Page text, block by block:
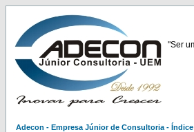
"Ser
Adecon - Empresa Júnior de Consultoria - Índice